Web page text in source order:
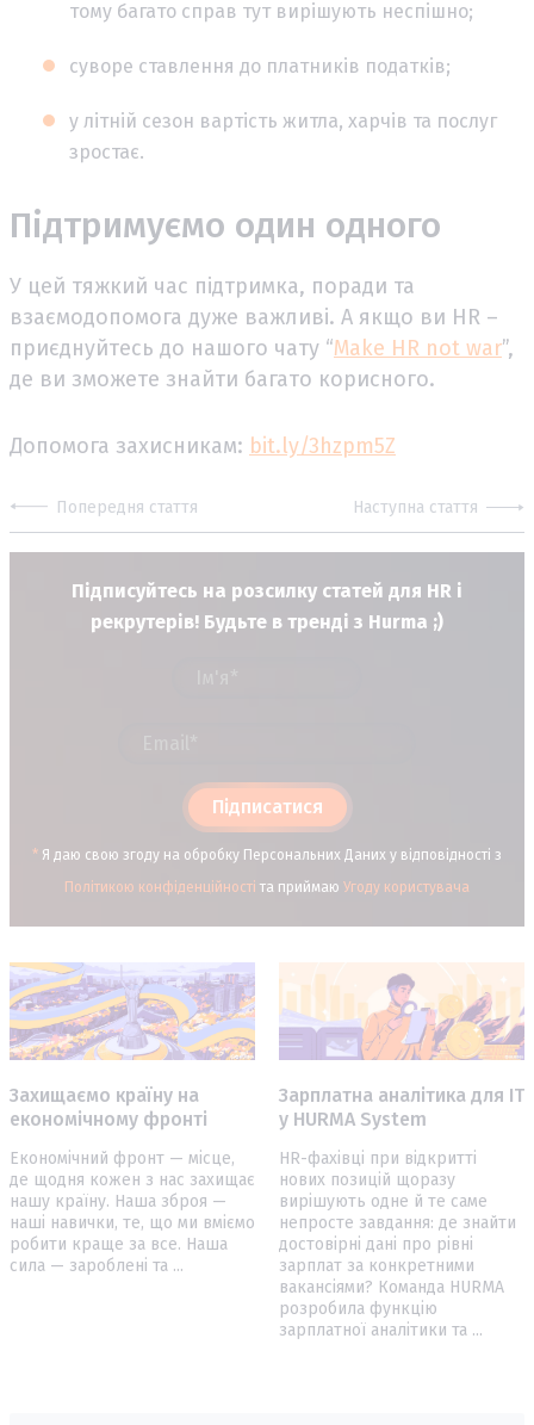
тому багато справ тут вирішують неспішно;
суворе ставлення до платників податків;
у літній сезон вартість житла, харчів та послуг
зростає.
Підтримуємо один одного
У цей тяжкий час підтримка, поради та
взаємодопомога дуже важливі. А якщо ви HR –
приєднуйтесь до нашого чату “Make HR not war”,
де ви зможете знайти багато корисного.
Допомога захисникам: bit.ly/3hzpm5Z
Попередня стаття Наступна стаття
Підписуйтесь на розсилку статей для HR і
рекрутерів! Будьте в тренді з Hurma ;)
Підписатися
* Я даю свою згоду на обробку Персональних Даних у відповідності з
Політикою конфіденційності та приймаю Угоду користувача
Захищаємо країну на
економічному фронті
Економічний фронт — місце,
де щодня кожен з нас захищає
нашу країну. Наша зброя —
наші навички, те, що ми вміємо
робити краще за все. Наша
сила — зароблені та ...
Зарплатна аналітика для IT
у HURMA System
HR-фахівці при відкритті
нових позицій щоразу
вирішують одне й те саме
непросте завдання: де знайти
достовірні дані про рівні
зарплат за конкретними
вакансіями? Команда HURMA
розробила функцію
зарплатної аналітики та ...